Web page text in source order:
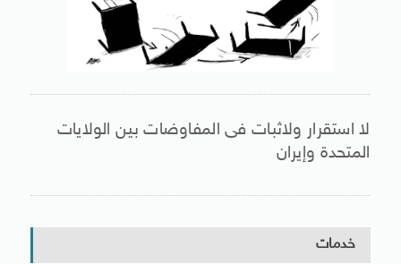
لا استقرار ولاثبات فى المفاوضات بين الولايات
المتحدة وإيران
خدمات